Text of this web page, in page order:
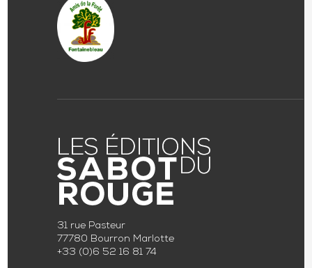
31 rue Pasteur
77780 Bourron Marlotte
+33 (0)6 52 16 81 74